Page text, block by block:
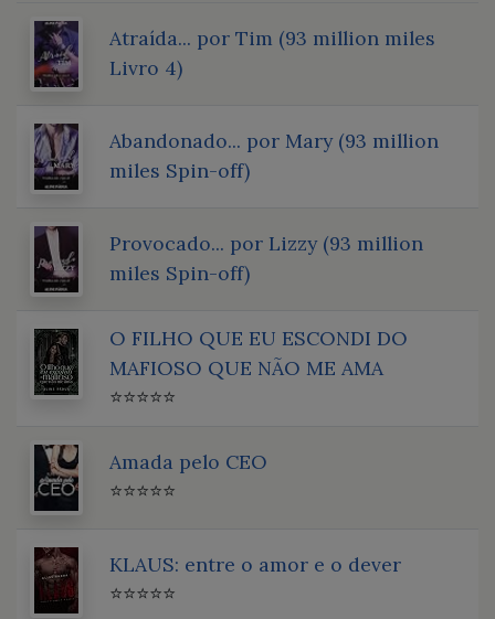
Atraída... por Tim (93 million miles
Livro 4)
Abandonado... por Mary (93 million
miles Spin-off)
Provocado... por Lizzy (93 million
miles Spin-off)
O FILHO QUE EU ESCONDI DO
MAFIOSO QUE NÃO ME AMA
⭐⭐⭐⭐⭐
Amada pelo CEO
⭐⭐⭐⭐⭐
KLAUS: entre o amor e o dever
⭐⭐⭐⭐⭐